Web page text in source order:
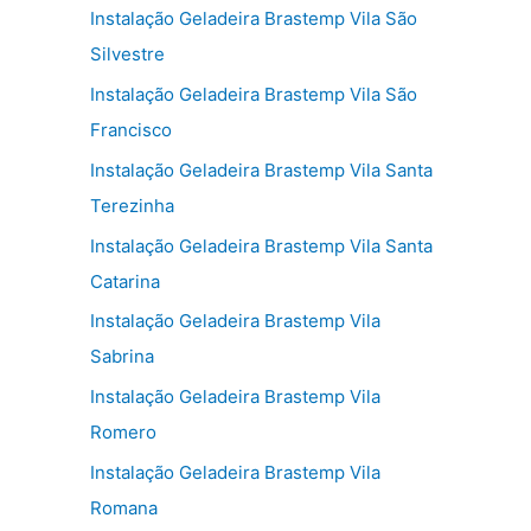
Instalação Geladeira Brastemp Vila São
Silvestre
Instalação Geladeira Brastemp Vila São
Francisco
Instalação Geladeira Brastemp Vila Santa
Terezinha
Instalação Geladeira Brastemp Vila Santa
Catarina
Instalação Geladeira Brastemp Vila
Sabrina
Instalação Geladeira Brastemp Vila
Romero
Instalação Geladeira Brastemp Vila
Romana